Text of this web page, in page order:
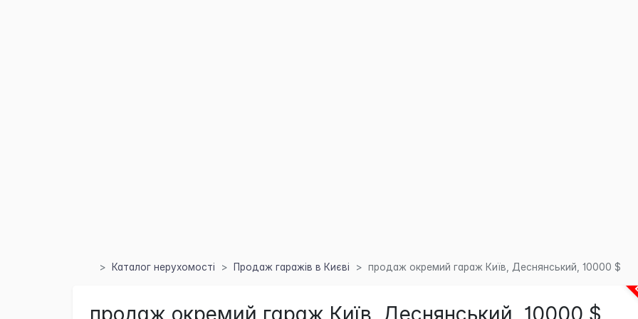
Каталог нерухомості Продаж гаражів в Києві продаж окремий гараж Київ, Деснянський, 10000 $
продаж окремий гараж Київ, Деснянський, 10000 $